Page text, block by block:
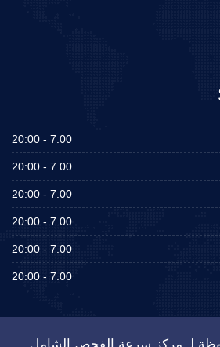
7.00 - 20:00
7.00 - 20:00
7.00 - 20:00
7.00 - 20:00
7.00 - 20:00
7.00 - 20:00